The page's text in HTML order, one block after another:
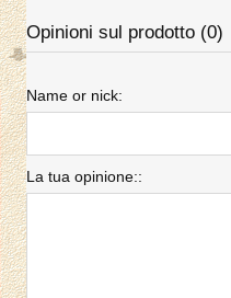
Opinioni sul prodotto (0)
Name or nick:
La tua opinione::